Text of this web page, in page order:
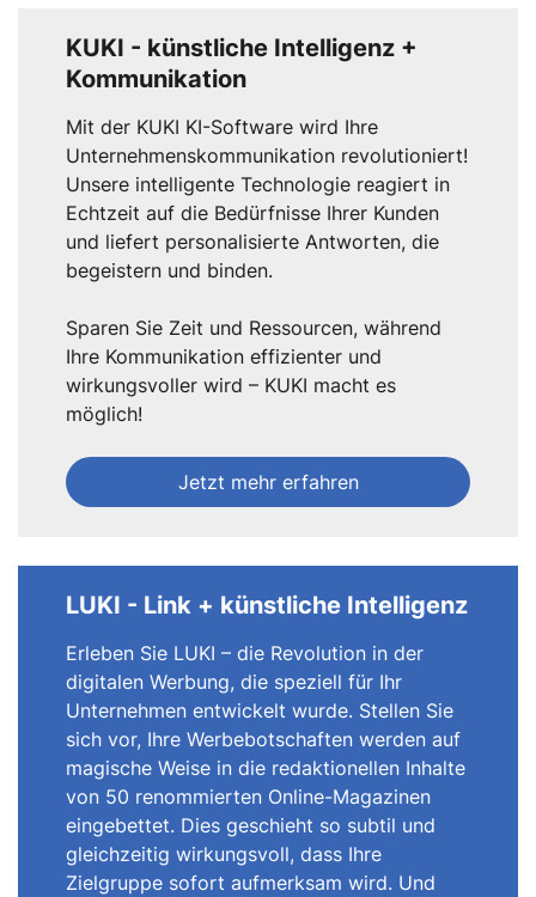
KUKI - künstliche Intelligenz +
Kommunikation
Mit der KUKI KI-Software wird Ihre
Unternehmenskommunikation revolutioniert!
Unsere intelligente Technologie reagiert in
Echtzeit auf die Bedürfnisse Ihrer Kunden
und liefert personalisierte Antworten, die
begeistern und binden.
Sparen Sie Zeit und Ressourcen, während
Ihre Kommunikation effizienter und
wirkungsvoller wird – KUKI macht es
möglich!
Jetzt mehr erfahren
LUKI - Link + künstliche Intelligenz
Erleben Sie LUKI – die Revolution in der
digitalen Werbung, die speziell für Ihr
Unternehmen entwickelt wurde. Stellen Sie
sich vor, Ihre Werbebotschaften werden auf
magische Weise in die redaktionellen Inhalte
von 50 renommierten Online-Magazinen
eingebettet. Dies geschieht so subtil und
gleichzeitig wirkungsvoll, dass Ihre
Zielgruppe sofort aufmerksam wird. Und